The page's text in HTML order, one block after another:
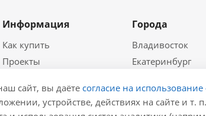
Информация
Как купить
Проекты
Гидравлический
калькулятор
Города
Владивосток
Екатеринбург
Крым
Нижний
сайт, вы даёте согласие на
устройстве, действиях на сайте и